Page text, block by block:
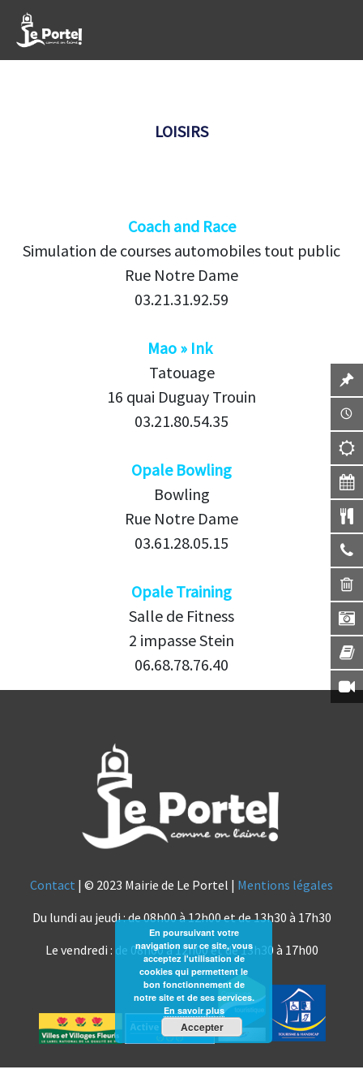
LOISIRS
Coach and Race
Simulation de courses automobiles tout public
Rue Notre Dame
03.21.31.92.59
Mao » Ink
Tatouage
16 quai Duguay Trouin
03.21.80.54.35
Opale Bowling
Bowling
Rue Notre Dame
03.61.28.05.15
Opale Training
Salle de Fitness
2 impasse Stein
06.68.78.76.40
Contact | © 2023 Mairie de Le Portel | Mentions légales
Du lundi au jeudi : de 08h00 à 12h00 et de 13h30 à 17h30
Le vendredi : de 08h00 à 12h00 et de 13h30 à 17h00
En poursuivant votre
navigation sur ce site, vous
acceptez l'utilisation de
cookies qui permettent le
bon fonctionnement de
notre site et de ses services.
En savoir plus
Accepter